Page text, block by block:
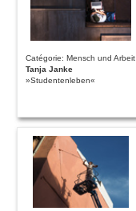
Catégorie: Mensch und Arbeit
Tanja Janke
»Studentenleben«